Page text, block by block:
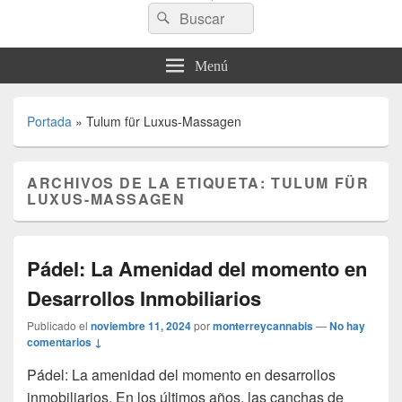
Buscar
por:
Buscar
Menú
Portada » Tulum für Luxus-Massagen
ARCHIVOS DE LA ETIQUETA:TULUM FÜR
LUXUS-MASSAGEN
Pádel: La Amenidad del momento en
Desarrollos Inmobiliarios
Publicado el noviembre 11, 2024pormonterreycannabis—No hay
comentarios ↓
Pádel: La amenidad del momento en desarrollos
inmobiliarios. En los últimos años, las canchas de